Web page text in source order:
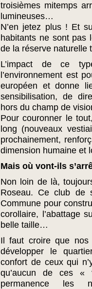
troisièmes mitemps
lumineuses…
N’en jetez plus ! Et
habitants ne sont pas
de la réserve naturelle
L’impact de ce
l’environnement est
européen et donne
sensibilisation, de
hors du champ de
Pour couronner le
long (nouveaux
prochainement,
dimension humaine et
Mais où vont-ils
Non loin de là,
Roseau. Ce club de
Commune pour
corollaire, l’abattage
belle taille…
Il faut croire que nos
développer le
confort de ceux qui
qu’aucun de ces «
permanence les